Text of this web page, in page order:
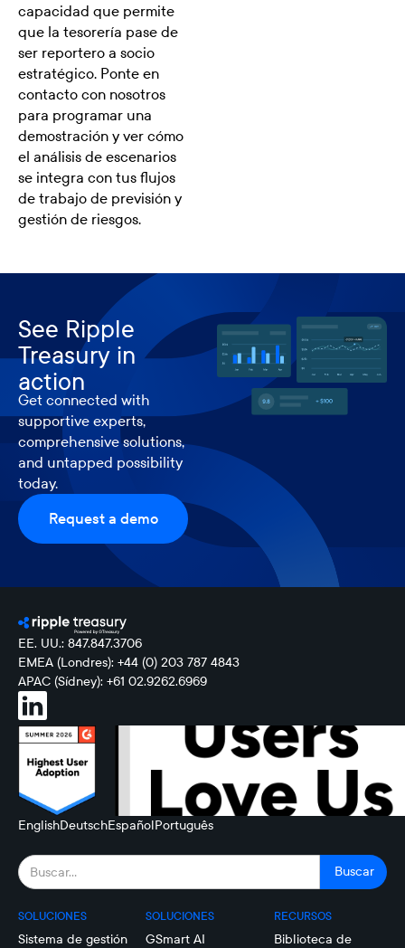
capacidad que permite
que la tesorería pase de
ser reportero a socio
estratégico. Ponte en
contacto con nosotros
para programar una
demostración y ver cómo
el análisis de escenarios
se integra con tus flujos
de trabajo de previsión y
gestión de riesgos.
See Ripple
Treasury in
action
Get connected with
supportive experts,
comprehensive solutions,
and untapped possibility
today.
Request a demo
EE. UU.: 847.847.3706
EMEA (Londres): +44 (0) 203 787 4843
APAC (Sídney): +61 02.9262.6969
EnglishDeutschEspañolPortuguês
SOLUCIONES
Sistema de gestión
SOLUCIONES
GSmart AI
RECURSOS
Biblioteca de